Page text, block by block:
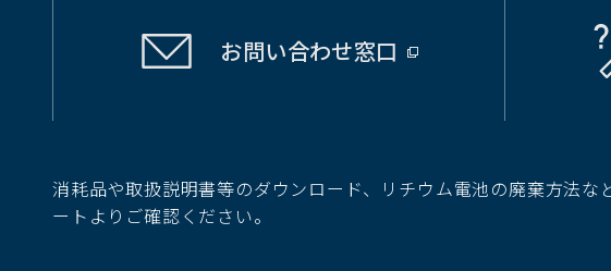
お問い合わせ窓口
（別
ウ
消耗品や取扱説明書等のダウンロード、リチウム電池の廃棄方法
ートよりご確認ください。